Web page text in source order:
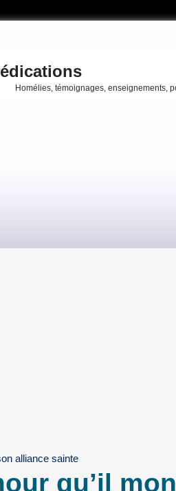
Homélies, témoignages, enseignements,
alliance sainte
qu’il